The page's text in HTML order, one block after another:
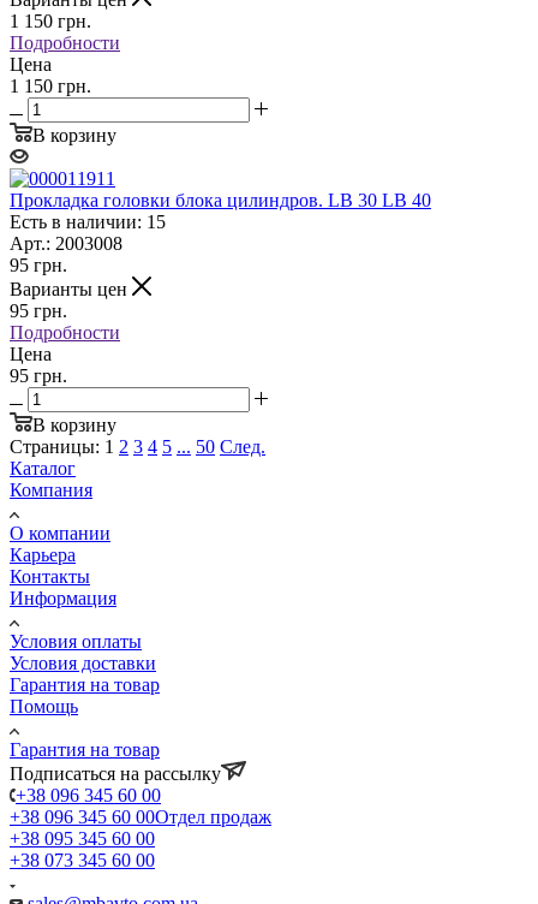
1 150 грн.
Подробности
Цена
1 150 грн.
В корзину
Прокладка головки блока цилиндров. LB 30 LB 40
Есть в наличии: 15
Арт.: 2003008
95 грн.
Варианты цен
95 грн.
Подробности
Цена
95 грн.
В корзину
Страницы: 1 2 3 4 5 ... 50 След.
Каталог
Компания
О компании
Карьера
Контакты
Информация
Условия оплаты
Условия доставки
Гарантия на товар
Помощь
Гарантия на товар
Подписаться на рассылку
+38 096 345 60 00
+38 096 345 60 00Отдел продаж
+38 095 345 60 00
+38 073 345 60 00